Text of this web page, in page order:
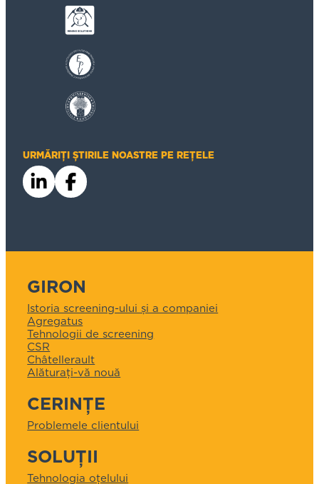
URMĂRIȚI ȘTIRILE NOASTRE PE REȚELE
GIRON
Istoria screening-ului și a companiei
Agregatus
Tehnologii de screening
CSR
Châtellerault
Alăturați-vă nouă
CERINȚE
Problemele clientului
SOLUȚII
Tehnologia oțelului